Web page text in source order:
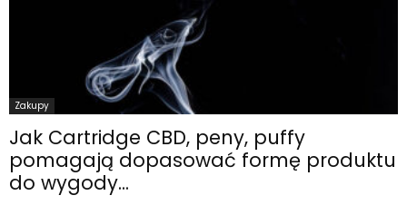
Zakupy
Jak Cartridge CBD, peny, puffy
pomagają dopasować formę produktu
do wygody...